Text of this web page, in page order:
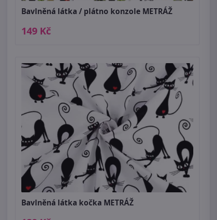
Bavlněná látka / plátno konzole METRÁŽ
149 Kč
Bavlněná látka kočka METRÁŽ